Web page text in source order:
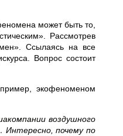
может быть то,
Рассмотрев
Ссылаясь на все
Вопрос состоит
экофеноменом
воздушного
Интересно, почему по